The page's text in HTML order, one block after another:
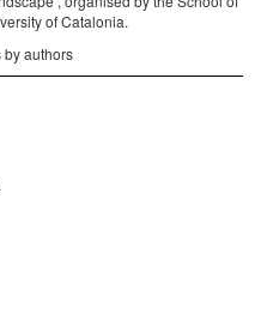
of Catalonia.
authors